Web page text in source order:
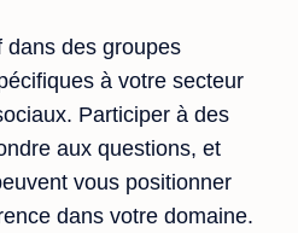
dans des groupes
à votre secteur
Participer à des
aux questions, et
vous positionner
dans votre domaine.